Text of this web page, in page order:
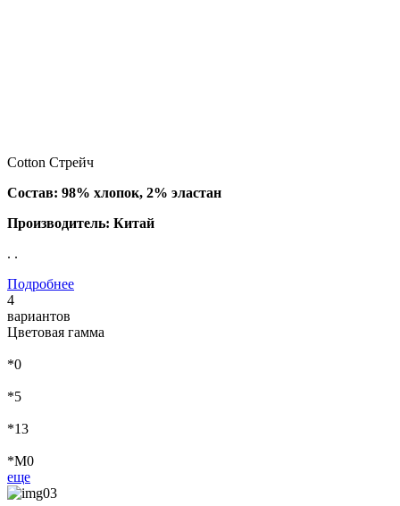
Cotton Стрейч
Состав: 98% хлопок, 2% эластан
Производитель: Китай
. .
Подробнее
4
вариантов
Цветовая гамма
*0
*5
*13
*М0
еще